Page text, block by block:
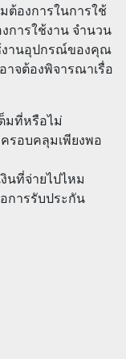
ต้องการในการใช้
การใช้งาน จำนวน
งานอุปกรณ์ของคุณ
จต้องพิจารณาเรื่อ
มที่หรือไม่
อบคลุมเพียงพอ
นที่จ่ายไปไหม
การรับประกัน